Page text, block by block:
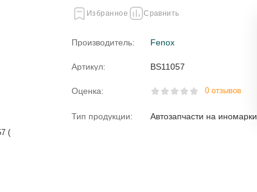
Избранное Сравнить
Производитель: Fenox
Артикул: BS11057
Оценка: 0 отзывов
Тип продукции: Автозапчасти на иномарки